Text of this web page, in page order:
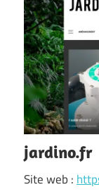
jardino.fr
Site web :